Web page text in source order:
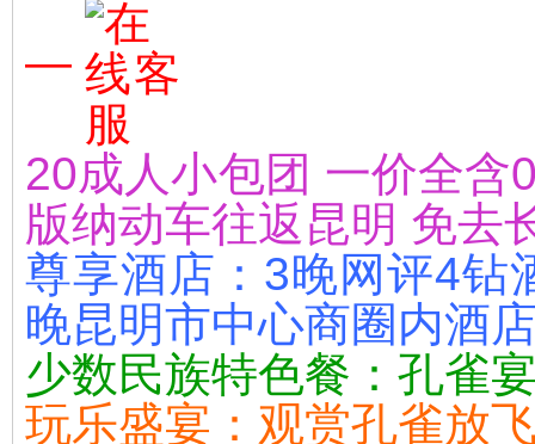
—
20成人小包团 一价全含
版纳动车往返昆明 免去
尊享酒店：3晚网评4钻
晚昆明市中心商圈内酒
少数民族特色餐：孔雀
玩乐盛宴：观赏孔雀放